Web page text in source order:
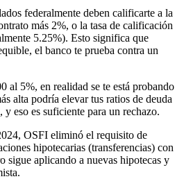
federalmente deben calificarte a la
más 2%, o la tasa de calificación
5.25%). Esto significa que
el banco te prueba contra un
al 5%, en realidad se te está probando
alta podría elevar tus ratios de deuda
eso es suficiente para un rechazo.
OSFI eliminó el requisito de
hipotecarias (transferencias) con
sigue aplicando a nuevas hipotecas y